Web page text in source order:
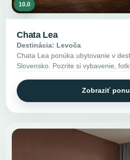
10.0
Chata Lea
Destinácia: Levoča
Chata Lea ponúka ubytovanie v
Slovensko. Pozrite si vybavenie,
Zobraziť